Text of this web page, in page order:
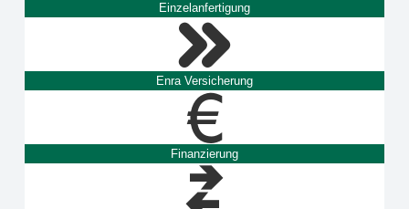
Einzelanfertigung
Enra Versicherung
Finanzierung